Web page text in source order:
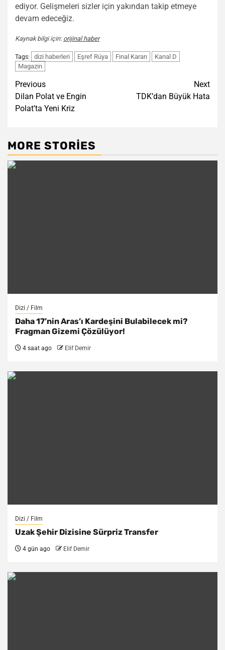
ediyor. Gelişmeleri sizler için yakından takip etmeye
devam edeceğiz.
Kaynak bilgi için: orijinal haber
Tags: dizi haberleri Eşref Rüya Final Kararı
Kanal D
Magazin
Post
navigation
Previous
Dilan Polat ve Engin
Polat’ta Yeni Kriz
Next
TDK’dan Büyük Hata
MORE STORIES
Dizi / Film
Daha 17’nin Aras’ı Kardeşini Bulabilecek mi?
Fragman Gizemi Çözülüyor!
4 saat ago Elif Demir
Dizi / Film
Uzak Şehir Dizisine Sürpriz Transfer
4 gün ago Elif Demir